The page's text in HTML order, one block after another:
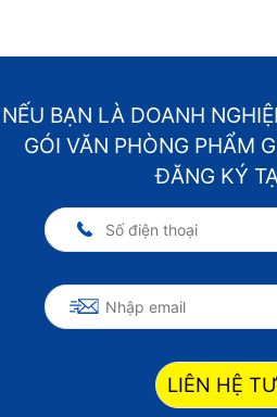
NẾU BẠN LÀ DOANH
GÓI VĂN PHÒNG PHẨM
ĐĂNG KÝ
LIÊN HỆ